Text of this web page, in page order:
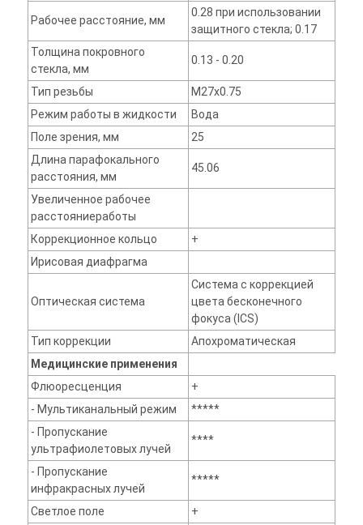
Рабочее расстояние, мм
0.28 при использовании
защитного стекла; 0.17
Толщина покровного
стекла, мм
0.13 - 0.20
Тип резьбы
M27x0.75
Режим работы в жидкости
Вода
Поле зрения, мм
25
Длина парафокального
расстояния, мм
45.06
Увеличенное рабочее
расстояниеработы
Коррекционное кольцо
+
Ирисовая диафрагма
Оптическая система
Система с коррекцией
цвета бесконечного
фокуса (ICS)
Тип коррекции
Апохроматическая
Медицинские применения
Флюоресценция
+
- Мультиканальный режим
*****
- Пропускание
ультрафиолетовых лучей
****
- Пропускание
инфракрасных лучей
*****
Светлое поле
+